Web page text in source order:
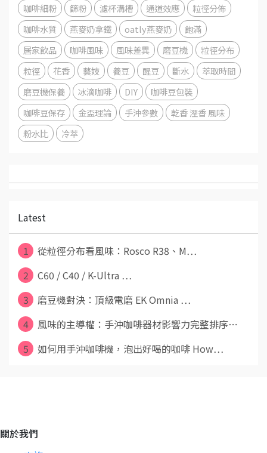
咖啡細粉
篩粉 濾杯溝槽 通道效應
粒徑分佈
咖啡水質
燕麥奶拿鐵 oatly燕麥奶
飽滿
居家飲品
咖啡風味 風味差異 磨豆機
粒徑分布
粒徑
花香 藝妓 養豆 醒豆 斷水
萃取時間
磨豆機保養
冰滴咖啡 DIY
咖啡豆包裝
咖啡豆保存
金盃理論 手沖參數
乾香 溼香 風味
粉水比
冷萃
Latest
1
從粒徑分布看風味：Rosco R38、M⋯
2
C60 / C40 / K-Ultra ⋯
3
磨豆機對決：頂級電磨 EK Omnia ⋯
4
風味的主導權：手沖咖啡器材影響力完整排序⋯
5
如何用手沖咖啡機，泡出好喝的咖啡 How⋯
關於我們